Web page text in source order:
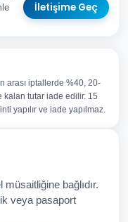
İletişime Geç
İptal Gönder
arası iptallerde %40, 20-
kalan tutar iade edilir. 15
yapılır ve iade yapılmaz.
bağlıdır.
veya pasaport